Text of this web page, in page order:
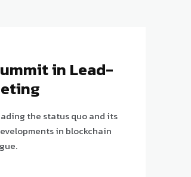
in Lead-
the status quo and its
in blockchain